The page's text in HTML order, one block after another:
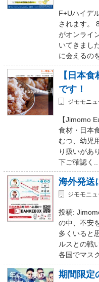
F+Uハイデ
されます。
がオンライ
いてきまし
に会えるの
【日本
です！
ジモモニ
【Jimomo
食材・日本
むつ、幼児
り扱いがあ
下ご確認く..
海外発送
ジモモニ
投稿:
の中、不安
多くいると
ルスとの戦
各国でマス
期間限定